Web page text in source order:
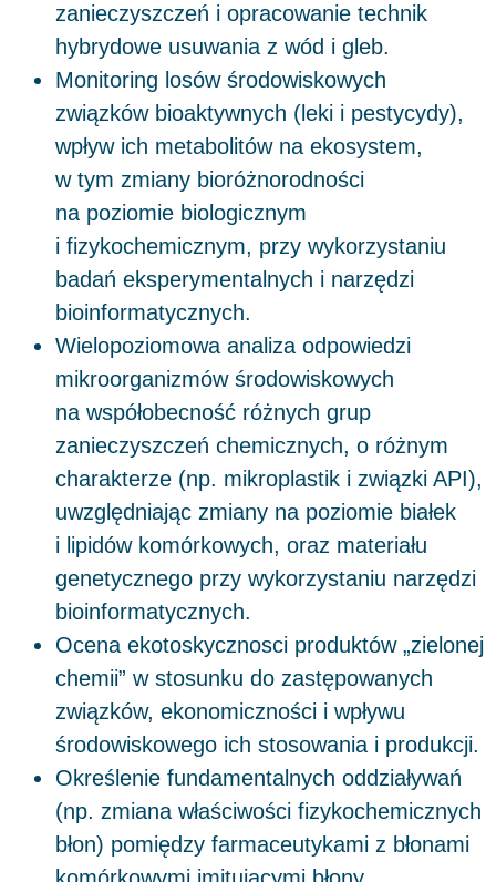
zanieczyszczeń i opracowanie technik
hybrydowe usuwania z wód i gleb.
Monitoring losów środowiskowych
związków bioaktywnych (leki i pestycydy),
wpływ ich metabolitów na ekosystem,
w tym zmiany bioróżnorodności
na poziomie biologicznym
i fizykochemicznym, przy wykorzystaniu
badań eksperymentalnych i narzędzi
bioinformatycznych.
Wielopoziomowa analiza odpowiedzi
mikroorganizmów środowiskowych
na współobecność różnych grup
zanieczyszczeń chemicznych, o różnym
charakterze (np. mikroplastik i związki API),
uwzględniając zmiany na poziomie białek
i lipidów komórkowych, oraz materiału
genetycznego przy wykorzystaniu narzędzi
bioinformatycznych.
Ocena ekotoskycznosci produktów „zielonej
chemii” w stosunku do zastępowanych
związków, ekonomiczności i wpływu
środowiskowego ich stosowania i produkcji.
Określenie fundamentalnych oddziaływań
(np. zmiana właściwości fizykochemicznych
błon) pomiędzy farmaceutykami z błonami